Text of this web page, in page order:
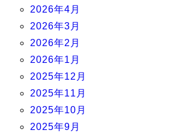
2026年4月
2026年3月
2026年2月
2026年1月
2025年12月
2025年11月
2025年10月
2025年9月